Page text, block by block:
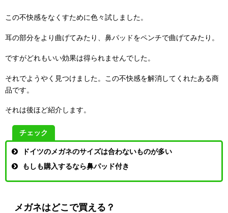
この不快感をなくすために色々試しました。
耳の部分をより曲げてみたり、鼻パッドをペンチで曲げてみたり。
ですがどれもいい効果は得られませんでした。
それでようやく見つけました。この不快感を解消してくれたある商
品です。
それは後ほど紹介します。
チェック
ドイツのメガネのサイズは合わないものが多い
もしも購入するなら鼻パッド付き
メガネはどこで買える？